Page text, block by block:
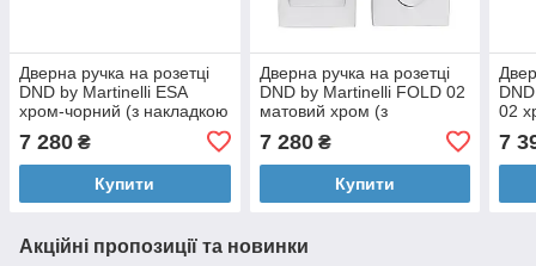
Дверна ручка на розетці
DND by Martinelli ESA
хром-чорний (з накладкою
7 280 ₴
Купити
Дверна ручка на розетці
DND by Martinelli FOLD 02
матовий хром (з
TCS
7 280₴
Купити
02
7
Акційні пропозиції та новинки